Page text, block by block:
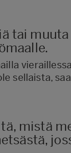
tai
sellaista,
mistä